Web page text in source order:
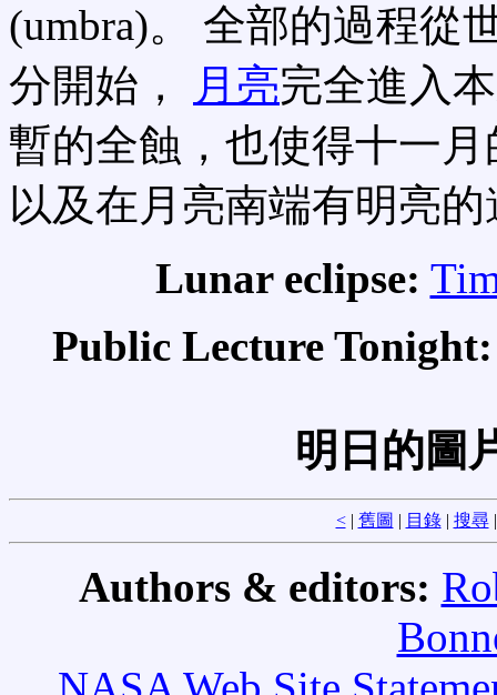
(umbra)。 全部的過程從
分開始，
月亮完全進入
暫的全蝕，也使得十一
以及在月亮南端有明亮
Lunar eclipse:
Public Lecture
明日的圖
<| 舊圖 | 目錄| 搜尋
Authors & editors: